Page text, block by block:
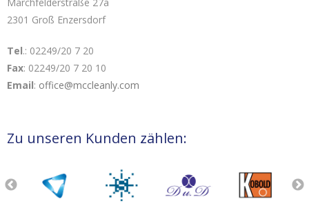
2301 Groß Enzersdorf
Tel.: 02249/20 7 20
Fax: 02249/20 7 20 10
Email: office@mccleanly.com
Zu unseren Kunden zählen: